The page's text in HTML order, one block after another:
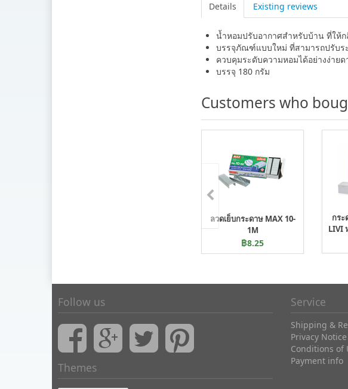
Details Existing reviews
น้ำหอมปรับอากาศสำหรับบ้าน ที่ให้
บรรจุภัณฑ์แบบใหม่ ที่สามารถปรับร
ควบคุมระดับความหอมได้อย่างง่ายด
บรรจุ 180 กรัม
Customers who
ลวดเย็บกระดาษ MAX 10-
1M
฿8.25
กร
LIVI
Follow us
Themes
Service
Shipping &
Privacy Notice
Conditions of
Payment info